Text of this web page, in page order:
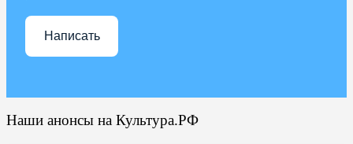
Написать
Наши анонсы на Культура.РФ